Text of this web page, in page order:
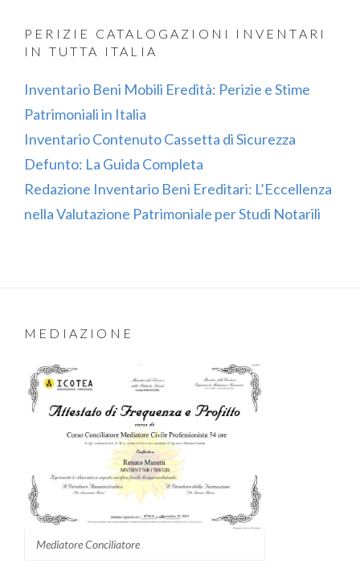
PERIZIE CATALOGAZIONI INVENTARI
IN TUTTA ITALIA
Inventario Beni Mobili Eredità: Perizie e Stime
Patrimoniali in Italia
Inventario Contenuto Cassetta di Sicurezza
Defunto: La Guida Completa
Redazione Inventario Beni Ereditari: L’Eccellenza
nella Valutazione Patrimoniale per Studi Notarili
MEDIAZIONE
Mediatore Conciliatore